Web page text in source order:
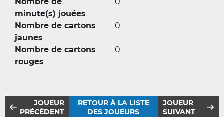
minute(s) jouées
Nombre de cartons
jaunes
0
Nombre de cartons
rouges
0
JOUEUR
PRÉCÉDENT
RETOUR À LA LISTE
DES JOUEURS
JOUEUR
SUIVANT